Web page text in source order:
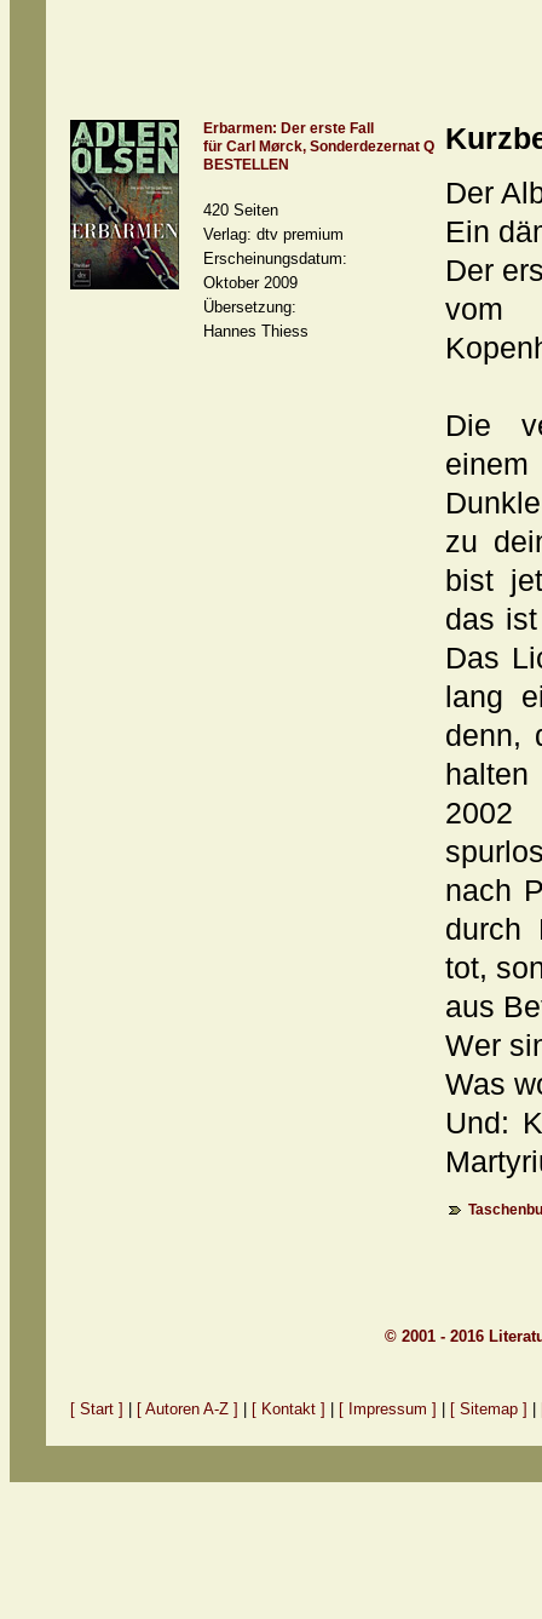
Erbarmen: Der erste Fall
für Carl Mørck, Sonderdezernat Q
BESTELLEN
420 Seiten
Verlag: dtv premium
Erscheinungsdatum:
Oktober 2009
Übersetzung:
Hannes Thiess
Der
Ein
Der
vom
Die
zu
bist
das
Das
lang
denn,
2002
nach
durch
tot,
aus
Wer
Was
Und:
© 2001 - 2016
[ Start ] [ Autoren A-Z ] [ Kontakt ] [ Impressum ] [ Sitemap ]